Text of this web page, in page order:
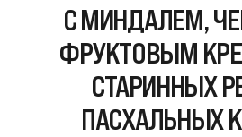
С МИНДАЛЕМ,
ФРУКТОВЫМ
СТАРИННЫХ
ПАСХАЛЬНЫХ